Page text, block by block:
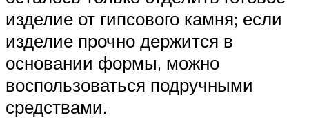
изделие от гипсового камня; если
изделие прочно держится в
основании формы, можно
воспользоваться подручными
средствами.